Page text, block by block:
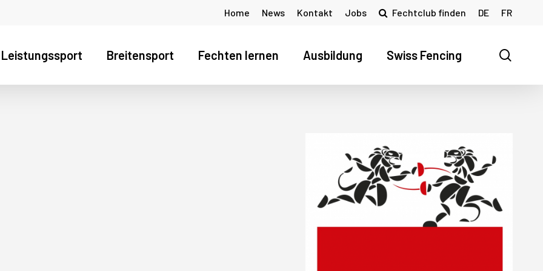
Home News Kontakt Jobs Fechtclub finden DE FR
Leistungssport Breitensport Fechten lernen Ausbildung Swiss Fencing